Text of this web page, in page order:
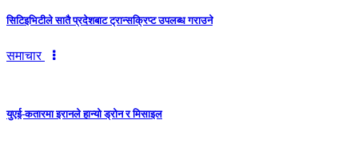
सिटिइभिटीले सातै प्रदेशबाट ट्रान्सक्रिप्ट उपलब्ध गराउने
समाचार
युएई-कतारमा इरानले हान्यो ड्रोन र मिसाइल